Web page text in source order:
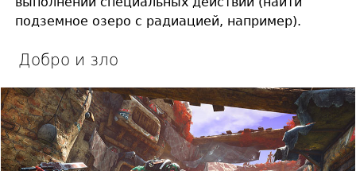
подземное озеро с радиацией, например).
Добро и зло